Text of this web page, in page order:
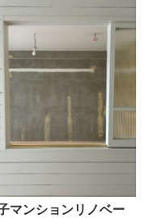
マンションリノベー